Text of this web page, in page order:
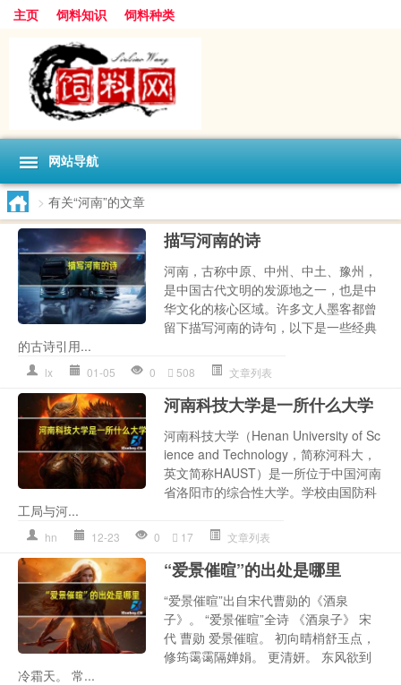
主页 饲料知识 饲料种类
网站导航
> 有关“河南”的文章
描写河南的诗
河南，古称中原、中州、中土、豫州，
是中国古代文明的发源地之一，也是中
华文化的核心区域。许多文人墨客都曾
留下描写河南的诗句，以下是一些经典
的古诗引用...
lx 01-05 0 508 文章列表
河南科技大学是一所什么大学
河南科技大学（Henan University of Sc
ience and Technology，简称河科大，
英文简称HAUST）是一所位于中国河南
省洛阳市的综合性大学。学校由国防科
工局与河...
hn 12-23 0 17 文章列表
“爱景催暄”的出处是哪里
“爱景催暄”出自宋代曹勋的《酒泉
子》。 “爱景催暄”全诗 《酒泉子》 宋
代 曹勋 爱景催暄。 初向晴梢舒玉点，
修筠霭霭隔婵娟。 更清妍。 东风欲到
冷霜天。 常...